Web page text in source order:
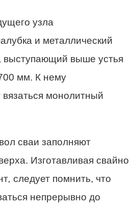
узла
и металлический
выступающий выше устья
мм. К нему
вязаться монолитный
сваи заполняют
Изготавливая свайно
, следует помнить, что
непрерывно до